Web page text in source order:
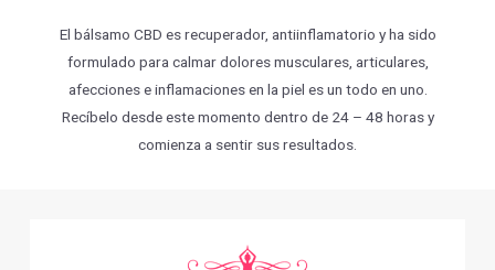
El bálsamo CBD es recuperador, antiinflamatorio y ha sido
formulado para calmar dolores musculares, articulares,
afecciones e inflamaciones en la piel es un todo en uno.
Recíbelo desde este momento dentro de 24 – 48 horas y
comienza a sentir sus resultados.